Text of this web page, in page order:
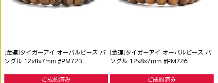
[金運]タイガーアイ オーバルビーズ バ
ングル 12x8x7mm #PM723
ご成約済み
[金運]タイガーアイ オーバルビーズ バ
ングル 12x8x7mm #PM726
ご成約済み